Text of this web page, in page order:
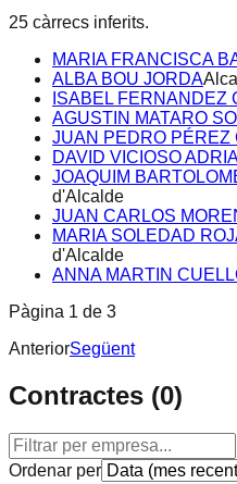
25 càrrecs inferits.
MARIA FRANCISCA
ALBA BOU JORDA
ISABEL FERNANDEZ
AGUSTIN MATARO
JUAN PEDRO PÉREZ
DAVID VICIOSO
JOAQUIM
d'Alcalde
JUAN CARLOS
MARIA SOLEDAD
d'Alcalde
ANNA MARTIN
Pàgina 1 de 3
AnteriorSegüent
Contractes (0)
Ordenar per